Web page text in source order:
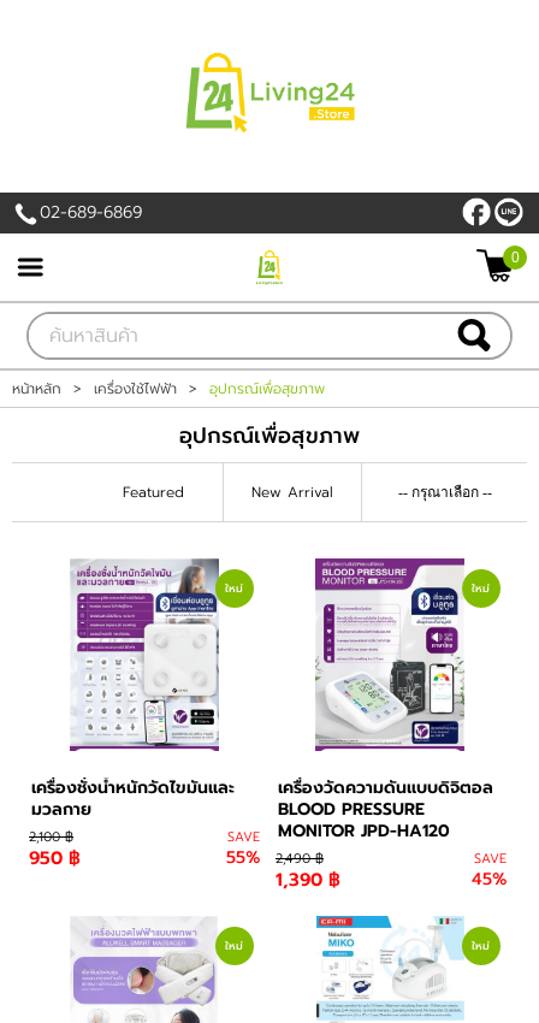
สมัครสมาชิก
สินค้าที่สนใจ( 0 )
PROMOTION
สินค้า
เครื่องใช้ไฟฟ้า
อาหารและเครื่องดื่ม
02-689-6869
0
หน้าหลัก > เครื่องใช้ไฟฟ้า > อุปกรณ์เพื่อสุขภาพ
อุปกรณ์เพื่อสุขภาพ
Featured New Arrival
ใหม่
เครื่องชั่งน้ำหนักวัดไขมันและ
มวลกาย
2,100 ฿
950 ฿
SAVE
55%
ใหม่
เครื่องวัดความดันแบบดิจิตอล
BLOOD PRESSURE
MONITOR JPD-HA120
2,490 ฿
1,390 ฿
SAVE
45%
ใหม่ ใหม่